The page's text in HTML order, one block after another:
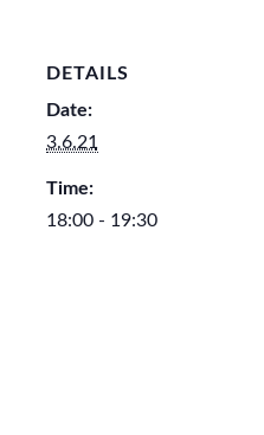
DETAILS
Date:
3.6.21
Time:
18:00 - 19:30